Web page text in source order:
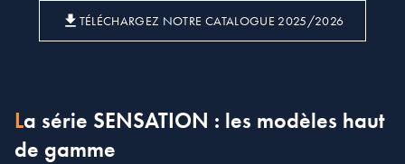
TÉLÉCHARGEZ NOTRE CATALOGUE 2025/2026
La série SENSATION : les modèles haut
de gamme